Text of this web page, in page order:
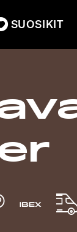
SUOSIKIT